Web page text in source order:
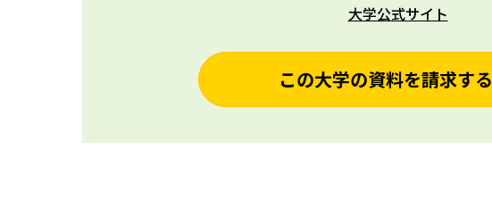
大学公式サイト
この大学の資料を請求する